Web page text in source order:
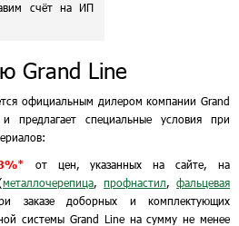
счёт на ИП
Grand Line
официальным дилером компании Grand
предлагает специальные условия при
от цен, указанных на сайте, на
металлочерепица, профнастил, фальцевая
заказе доборных и комплектующих
системы Grand Line на сумму не менее